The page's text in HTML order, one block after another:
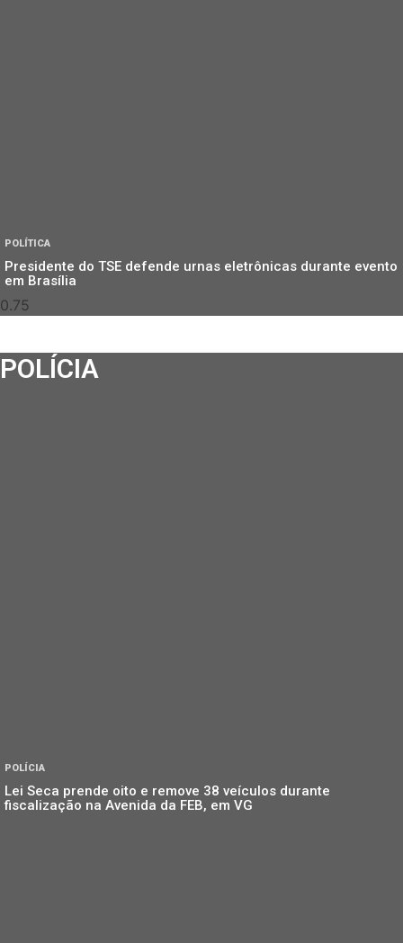
POLÍTICA
Presidente do TSE defende urnas eletrônicas durante evento
em Brasília
POLÍCIA
POLÍCIA
Lei Seca prende oito e remove 38 veículos durante
fiscalização na Avenida da FEB, em VG